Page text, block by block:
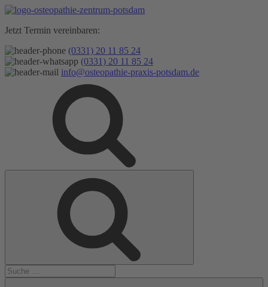
Zum
springen
Jetzt Termin vereinbaren:
(0331) 20 11 85 24
(0331) 20 11 85 24
info@osteopathie-praxis-potsdam.de